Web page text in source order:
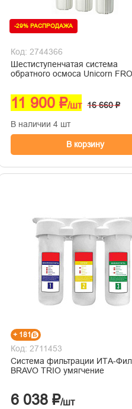
-29% РАСПРОДАЖА
Код: 2744366
Шестиступенчатая система
обратного осмоса Unicorn
11 900 ₽/шт 16 660 ₽
В наличии 4 шт
В корзину
+ 181
Код: 2711453
Система фильтрации ИТА-
BRAVO TRIO умягчение
6 038 ₽/шт